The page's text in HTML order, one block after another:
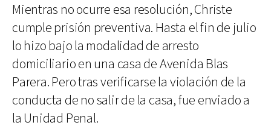
Mientras no ocurre esa resolución, Christe
cumple prisión preventiva. Hasta el fin de julio
lo hizo bajo la modalidad de arresto
domiciliario en una casa de Avenida Blas
Parera. Pero tras verificarse la violación de la
conducta de no salir de la casa, fue enviado a
la Unidad Penal.